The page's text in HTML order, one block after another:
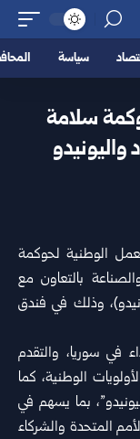
سياسة
سلامة
واليونيدو
الوطنية لحوكمة
‏بالتعاون مع
وذلك في فندق
في سوريا، والتقدم
‏الوطنية، كما
بما يسهم في
المتحدة والشركاء